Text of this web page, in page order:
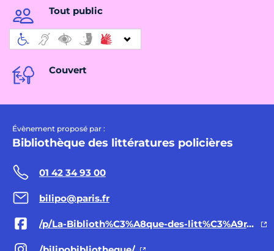
Tout public
Couvert
Évènement proposé par :
Bibliothèque des littératures policières
01 42 34 93 00
bilipo@paris.fr
/p/La-Biblioth%C3%A8que-des-litt%C3%A9ratures-polici%C3%A8res-100067507830029/